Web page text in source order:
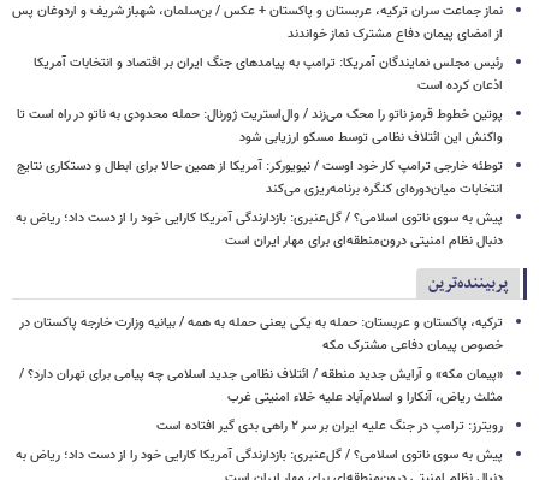
نماز جماعت سران ترکیه، عربستان و پاکستان + عکس / بن‌سلمان، شهباز شریف و اردوغان پس
از امضای پیمان دفاع مشترک نماز خواندند
رئیس مجلس نمایندگان آمریکا: ترامپ به پیامدهای جنگ ایران بر اقتصاد و انتخابات آمریکا
اذعان کرده است
پوتین خطوط قرمز ناتو را محک می‌زند / وال‌استریت ژورنال: حمله محدودی به ناتو در راه است تا
واکنش این ائتلاف نظامی توسط مسکو ارزیابی شود
توطئه خارجی ترامپ کار خود اوست / نیویورکر: آمریکا از همین حالا برای ابطال و دستکاری نتایج
انتخابات میان‌دوره‌ای کنگره برنامه‌ریزی می‌کند
پیش به سوی ناتوی اسلامی؟ / گل‌عنبری: بازدارندگی آمریکا کارایی خود را از دست داد؛ ریاض به
دنبال نظام امنیتی درون‌منطقه‌ای برای مهار ایران است
پربیننده‌ترین
ترکیه، پاکستان و عربستان: حمله به یکی یعنی حمله به همه / بیانیه وزارت خارجه پاکستان در
خصوص پیمان دفاعی مشترک مکه
«پیمان مکه» و آرایش جدید منطقه / ائتلاف نظامی جدید اسلامی چه پیامی برای تهران دارد؟ /
مثلث ریاض، آنکارا و اسلام‌آباد علیه خلاء امنیتی غرب
رویترز: ترامپ در جنگ علیه ایران بر سر ۲ راهی بدی گیر افتاده است
پیش به سوی ناتوی اسلامی؟ / گل‌عنبری: بازدارندگی آمریکا کارایی خود را از دست داد؛ ریاض به